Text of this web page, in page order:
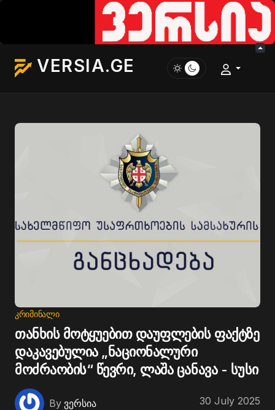
VERSIA.GE
ᲙᲠᲘᲛᲘᲜᲐᲚᲘ
თანხის მოტყუებით დაუფლების ფაქტზე
დაკავებულია „ნაციონალური
მოძრაობის“ წევრი, ლაშა ცანავა - სუსი
By ვერსია 30 July 2025